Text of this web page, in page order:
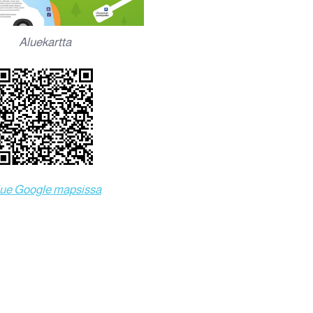
Aluekartta
Google mapsissa